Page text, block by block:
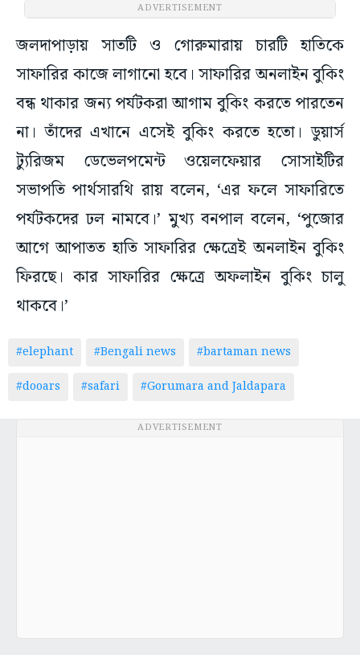
ADVERTISEMENT
জলদাপাড়ায় সাতটি ও গোরুমারায় চারটি হাতিকে
সাফারির কাজে লাগানো হবে। সাফারির অনলাইন বুকিং
বন্ধ থাকার জন্য পর্যটকরা আগাম বুকিং করতে পারতেন
না। তাঁদের এখানে এসেই বুকিং করতে হতো। ডুয়ার্স
ট্যুরিজম ডেভেলপমেন্ট ওয়েলফেয়ার সোসাইটির
সভাপতি পার্থসারথি রায় বলেন, ‘এর ফলে সাফারিতে
পর্যটকদের ঢল নামবে।’ মুখ্য বনপাল বলেন, ‘পুজোর
আগে আপাতত হাতি সাফারির ক্ষেত্রেই অনলাইন বুকিং
ফিরছে। কার সাফারির ক্ষেত্রে অফলাইন বুকিং চালু
থাকবে।’
#elephant #Bengali news
#bartaman news
#dooars
#safari #Gorumara and Jaldapara
ADVERTISEMENT